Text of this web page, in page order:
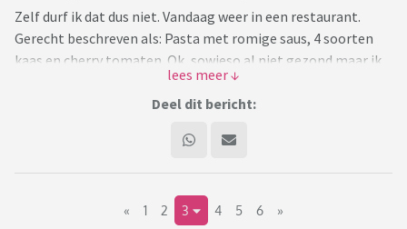
Zelf durf ik dat dus niet. Vandaag weer in een restaurant.
Gerecht beschreven als: Pasta met romige saus, 4 soorten
kaas en cherry tomaten. Ok, sowieso al niet gezond maar ik
had hier zin in. Zit er in mijn volledige bord dus maar 1 halve
cherry tomaat. Muts als ik ben beantwoord de vraag: Is alles
ook niet meer te corrigeren. Ben ik hier nou echt de enige in?
Deel dit bericht:
« 1 2 3 4 5 6 »